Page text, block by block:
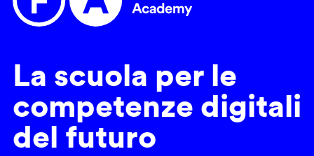
La scuola per le
competenze digitali
del futuro